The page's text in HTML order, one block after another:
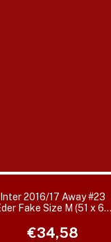
Inter 2016/17 Away #23
Fake Size M (51 x 68
€34,58